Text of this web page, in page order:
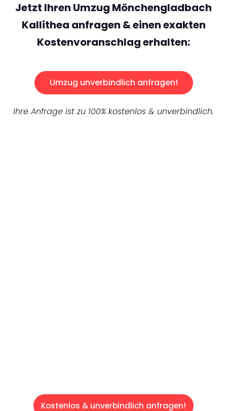
Jetzt Ihren Umzug Mönchengladbach
Kallithea anfragen & einen exakten
Kostenvoranschlag erhalten:
Umzug unverbindlich anfragen!
Ihre Anfrage ist zu 100% kostenlos & unverbindlich.
Kostenlos & unverbindlich anfragen!